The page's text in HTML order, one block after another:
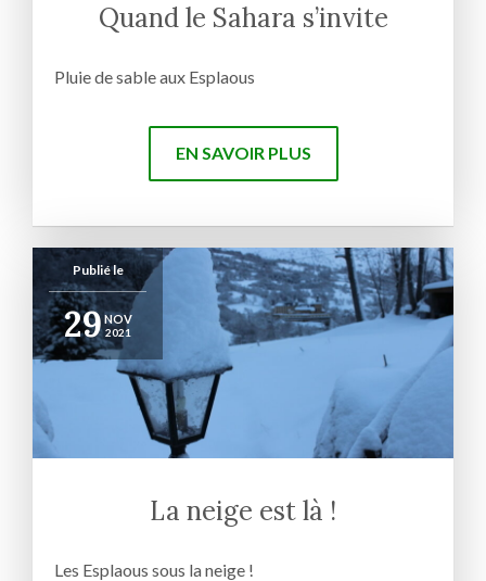
Quand le Sahara s’invite
Pluie de sable aux Esplaous
EN SAVOIR PLUS
Publié le
29NOV
2021
La neige est là !
Les Esplaous sous la neige !